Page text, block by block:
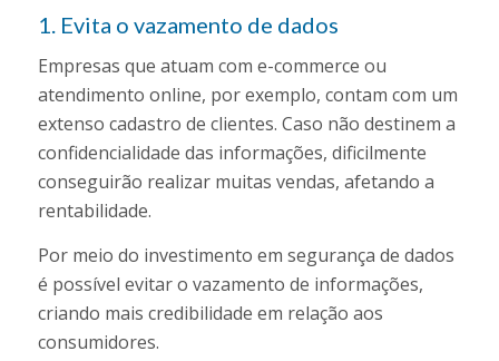
1. Evita o vazamento de dados
Empresas que atuam com e-commerce ou
atendimento online, por exemplo, contam com um
extenso cadastro de clientes. Caso não destinem a
confidencialidade das informações, dificilmente
conseguirão realizar muitas vendas, afetando a
rentabilidade.
Por meio do investimento em segurança de dados
é possível evitar o vazamento de informações,
criando mais credibilidade em relação aos
consumidores.